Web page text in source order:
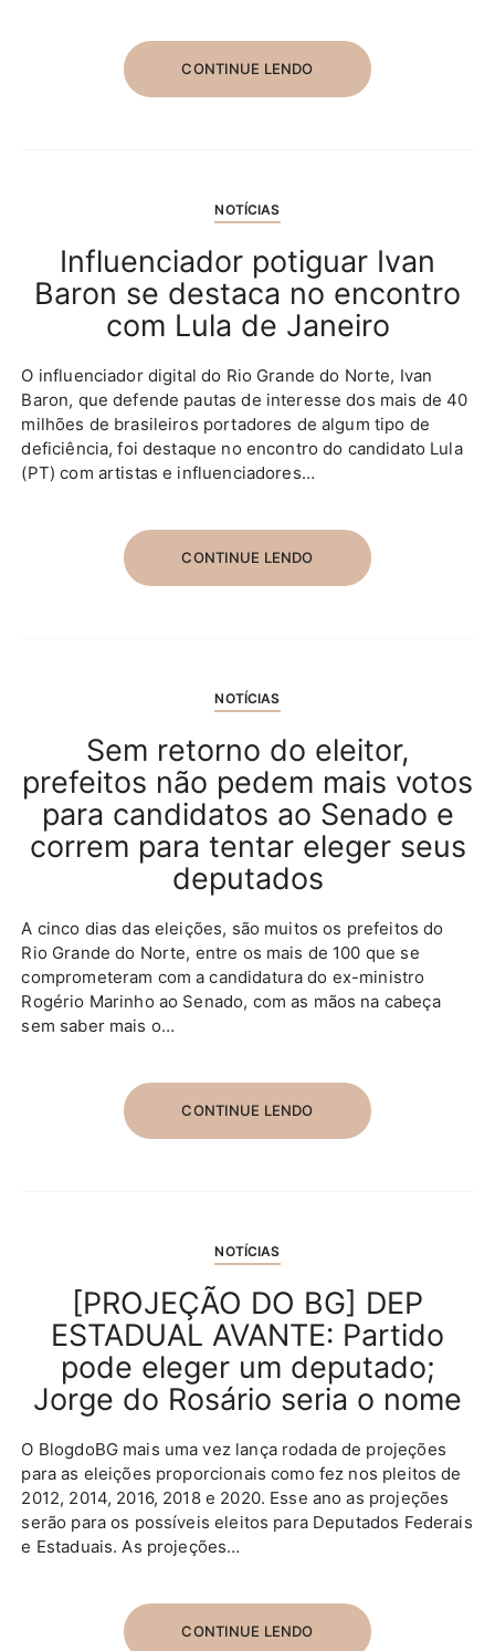
CONTINUE LENDO
NOTÍCIAS
Influenciador potiguar Ivan
Baron se destaca no encontro
com Lula de Janeiro
O influenciador digital do Rio Grande do Norte, Ivan
Baron, que defende pautas de interesse dos mais de 40
milhões de brasileiros portadores de algum tipo de
deficiência, foi destaque no encontro do candidato Lula
(PT) com artistas e influenciadores…
CONTINUE LENDO
NOTÍCIAS
Sem retorno do eleitor,
prefeitos não pedem mais votos
para candidatos ao Senado e
correm para tentar eleger seus
deputados
A cinco dias das eleições, são muitos os prefeitos do
Rio Grande do Norte, entre os mais de 100 que se
comprometeram com a candidatura do ex-ministro
Rogério Marinho ao Senado, com as mãos na cabeça
sem saber mais o…
CONTINUE LENDO
NOTÍCIAS
[PROJEÇÃO DO BG] DEP
ESTADUAL AVANTE: Partido
pode eleger um deputado;
Jorge do Rosário seria o nome
O BlogdoBG mais uma vez lança rodada de projeções
para as eleições proporcionais como fez nos pleitos de
2012, 2014, 2016, 2018 e 2020. Esse ano as projeções
serão para os possíveis eleitos para Deputados Federais
e Estaduais. As projeções…
CONTINUE LENDO